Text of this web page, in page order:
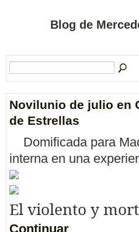
Blog de
Novilunio de julio en
de Estrellas
Domificada para
interna en una
El violento y
Continuar